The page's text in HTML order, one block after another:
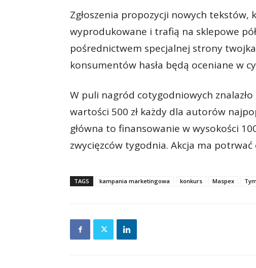
Zgłoszenia propozycji nowych tekstów,
wyprodukowane i trafią na sklepowe
pośrednictwem specjalnej strony
konsumentów hasła będą oceniane w
W puli nagród cotygodniowych
wartości 500 zł każdy dla autorów
główna to finansowanie w wysokości
zwycięzców tygodnia. Akcja ma
TAGS kampania marketingowa konkurs Maspex